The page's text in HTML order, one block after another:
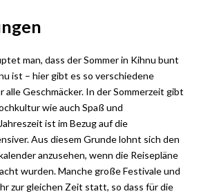
man, dass der Sommer in Kihnu bunt
ist – hier gibt es so verschiedene
Geschmäcker. In der Sommerzeit gibt
wie auch Spaß und
ist im Bezug auf die
Aus diesem Grunde lohnt sich den
anzusehen, wenn die Reisepläne
wurden. Manche große Festivale und
zur gleichen Zeit statt, so dass für die